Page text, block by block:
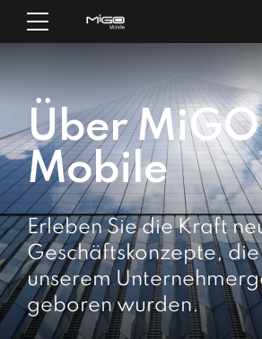
Über MiGO
Mobile
Erleben Sie die Kraft
Geschäftskonzepte, die
unserem
geboren wurden.